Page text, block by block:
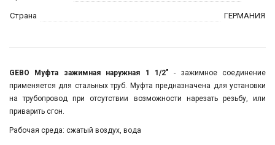
Страна ГЕРМАНИЯ
GEBO Муфта зажимная наружная 1 1/2"- зажимное соединение
применяется для стальных труб. Муфта предназначена для установки
на трубопровод при отсутствии возможности нарезать резьбу, или
приварить сгон.
Рабочая среда: сжатый воздух, вода